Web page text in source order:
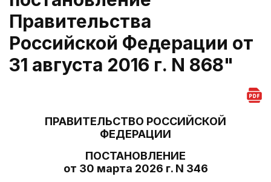
Правительства
Российской Федерации от
31 августа 2016 г. N 868"
ПРАВИТЕЛЬСТВО РОССИЙСКОЙ
ФЕДЕРАЦИИ
ПОСТАНОВЛЕНИЕ
от 30 марта 2026 г. N 346